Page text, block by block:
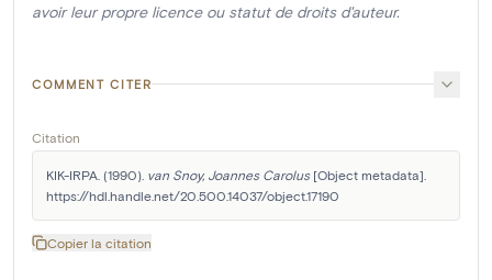
avoir leur propre licence ou statut de droits d'auteur.
COMMENT CITER
Citation
KIK-IRPA. (1990). van Snoy, Joannes Carolus [Object metadata].
https://hdl.handle.net/20.500.14037/object.17190
Copier la citation